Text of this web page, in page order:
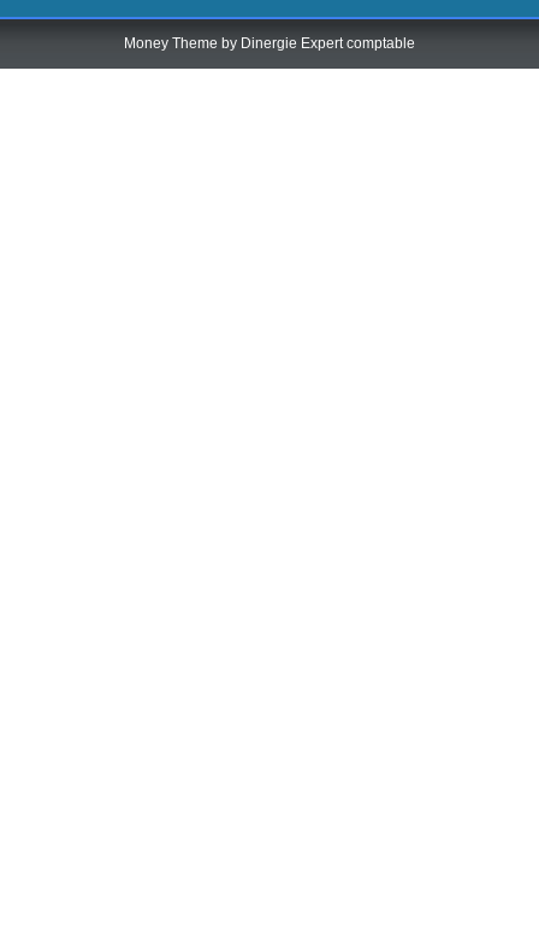
Money Theme by Dinergie Expert comptable